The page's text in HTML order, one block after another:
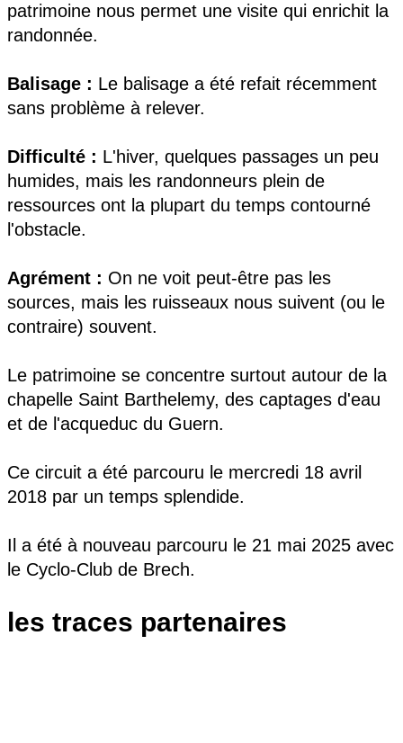
patrimoine nous permet une visite qui enrichit la
randonnée.
Balisage : Le balisage a été refait récemment
sans problème à relever.
Difficulté : L'hiver, quelques passages un peu
humides, mais les randonneurs plein de
ressources ont la plupart du temps contourné
l'obstacle.
Agrément : On ne voit peut-être pas les
sources, mais les ruisseaux nous suivent (ou le
contraire) souvent.
Le patrimoine se concentre surtout autour de la
chapelle Saint Barthelemy, des captages d'eau
et de l'acqueduc du Guern.
Ce circuit a été parcouru le mercredi 18 avril
2018 par un temps splendide.
Il a été à nouveau parcouru le 21 mai 2025 avec
le Cyclo-Club de Brech.
les traces partenaires